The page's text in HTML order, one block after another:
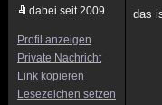
dabei seit 2009
Profil anzeigen
Private Nachricht
Link kopieren
Lesezeichen setzen
das